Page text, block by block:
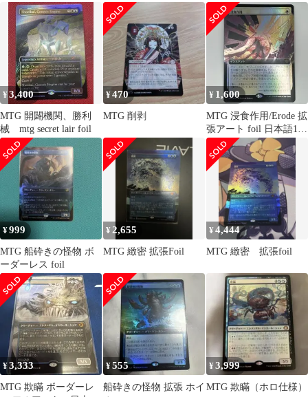
話R]：【NPH】
【FOIL】Batterskull/殴
打頭蓋
¥3,400
MTG 開闢機関、勝利
械 mtg secret lair foil
¥470
MTG 削剥
¥ 1,600
MTG 浸食作用/Erode 拡
張アート foil 日本語1枚
SOS
¥999
MTG 船砕きの怪物 ボ
ーダーレス foil
¥ 2,655
MTG 緻密 拡張Foil
¥4,444
MTG 緻密 拡張foil
¥3,333
MTG 欺瞞 ボーダーレ
¥555
船砕きの怪物 拡張 ホイ
¥3,999
MTG 欺瞞（ホロ仕様）